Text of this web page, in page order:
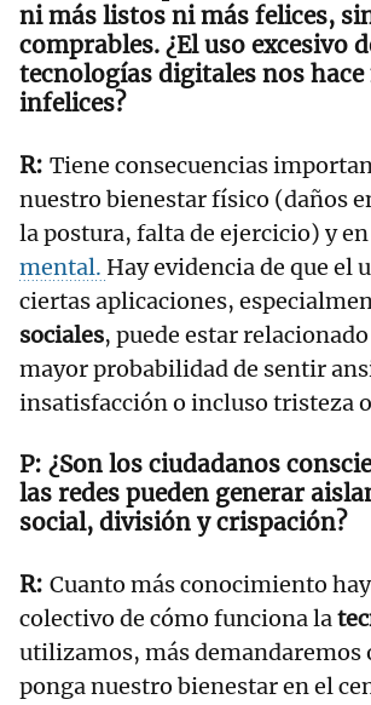
ni más listos ni más felices,
comprables. ¿El uso excesivo
tecnologías digitales nos hace
infelices?
Tiene consecuencias
nuestro bienestar físico (daños
la postura, falta de ejercicio) y
mental. Hay evidencia de que el
ciertas aplicaciones,
sociales, puede estar
mayor probabilidad de sentir
insatisfacción o incluso tristeza
¿Son los ciudadanos
las redes pueden generar
social, división y crispación?
Cuanto más conocimiento
colectivo de cómo funciona la
utilizamos, más demandaremos
ponga nuestro bienestar en el